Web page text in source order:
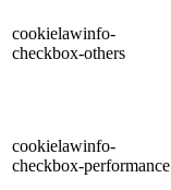
cookielawinfo-
checkbox-others
cookielawinfo-
checkbox-performance